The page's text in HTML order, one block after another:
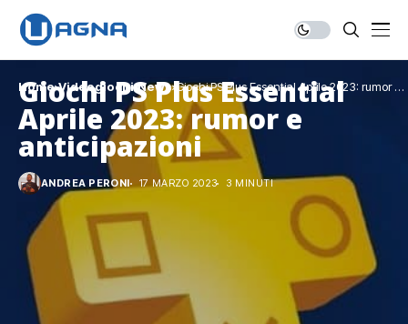
Home Videogiochi News Giochi PS Plus Essential Aprile 2023: rumor e
anticipazioni
Giochi PS Plus Essential
Aprile 2023: rumor e
anticipazioni
ANDREA PERONI 17 MARZO 2023 3 MINUTI